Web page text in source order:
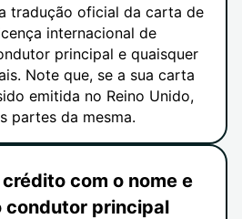
tradução oficial da carta de
internacional de
principal e quaisquer
Note que, se a sua carta
emitida no Reino Unido,
partes da mesma.
com o nome e
condutor principal